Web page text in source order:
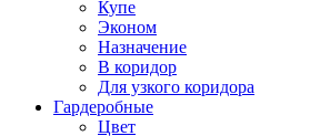
Купе
Эконом
Назначение
В коридор
Для узкого коридора
Гардеробные
Цвет